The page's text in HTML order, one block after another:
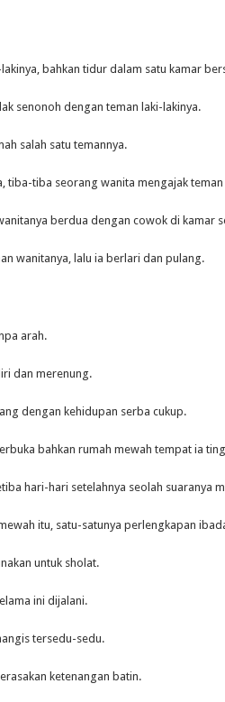
bahkan tidur dalam satu kamar
senonoh dengan teman laki-lakinya.
salah satu temannya.
tiba-tiba seorang wanita mengajak teman
berdua dengan cowok di kamar
wanitanya, lalu ia berlari dan pulang.
arah.
dan merenung.
dengan kehidupan serba cukup.
bahkan rumah mewah tempat ia
hari-hari setelahnya seolah suaranya
itu, satu-satunya perlengkapan
untuk sholat.
ini dijalani.
tersedu-sedu.
ketenangan batin.